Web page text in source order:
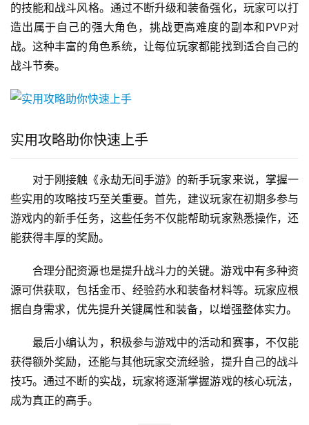
的技能和战斗风格。通过不断升级和装备强化，玩家可以打
造出属于自己的强大角色，挑战更高难度的副本和PVP对
战。这种丰富的角色系统，让每位玩家都能找到适合自己的
战斗节奏。
实用攻略助你快速上手
对于刚接触《永劫无间手游》的新手玩家来说，掌握一
些实用的攻略技巧至关重要。首先，建议玩家在初期多参与
游戏内的新手任务，这些任务不仅能帮助玩家熟悉操作，还
能获得丰厚的奖励。
合理分配资源也是提升战斗力的关键。游戏中有多种资
源可供获取，包括金币、经验药水和装备材料等。玩家应根
据自身需求，优先提升关键属性和装备，以增强整体实力。
最后小编认为，积极参与游戏中的活动和赛事，不仅能
获得额外奖励，还能与其他玩家交流经验，提升自己的战斗
技巧。通过不断的实战，玩家将逐渐掌握游戏的核心玩法，
成为真正的高手。